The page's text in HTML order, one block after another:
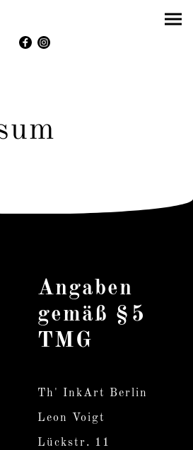
Angaben
gemäß §5
TMG
Th' InkArt Berlin
Leon Voigt
Lückstr. 11